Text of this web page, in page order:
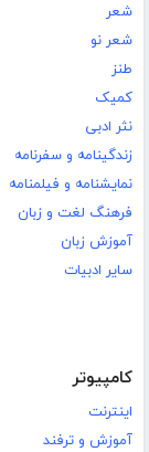
شعر
شعر نو
طنز
کمیک
نثر ادبی
زندگینامه و سفرنامه
نمایشنامه و فیلمنامه
فرهنگ لغت و زبان
آموزش زبان
سایر ادبیات
کامپیوتر
اینترنت
آموزش و ترفند